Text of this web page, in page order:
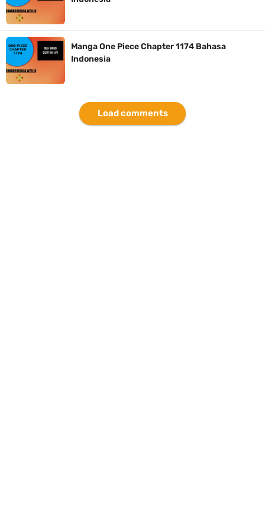
7 Fakta Brook One Piece, Mantan Kapten Yang Poster Bountynya
Poster Konser
7 Kapal Pesiar Terberat Di Dunia, Simbol Ambisi Industri Pariwisata
Laut
Manga One Piece Chapter 1174 Bahasa
Indonesia
Load comments